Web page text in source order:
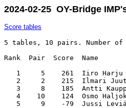
2024-02-25 OY-Bridge
Score tables
5 tables, 10 pairs. Number
Rank  Pair  Score
1     5    261  Iiro
2     2    215
3     8    185  Antti
4    10    124  Osmo
5     9    -79  Jussi